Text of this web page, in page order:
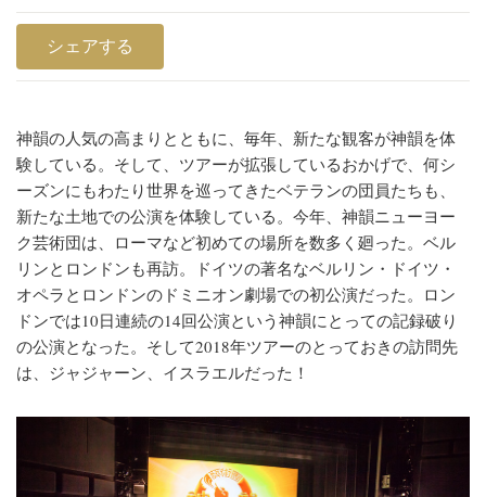
シェアする
神韻の人気の高まりとともに、毎年、新たな観客が神韻を体
験している。そして、ツアーが拡張しているおかげで、何シ
ーズンにもわたり世界を巡ってきたベテランの団員たちも、
新たな土地での公演を体験している。 今年、神韻ニューヨー
ク芸術団は、ローマなど初めての場所を数多く廻った。ベル
リンとロンドンも再訪。ドイツの著名なベルリン・ドイツ・
オペラとロンドンのドミニオン劇場での初公演だった。ロン
ドンでは10日連続の14回公演という神韻にとっての記録破り
の公演となった。そして2018年ツアーのとっておきの訪問先
は、ジャジャーン、イスラエルだった！